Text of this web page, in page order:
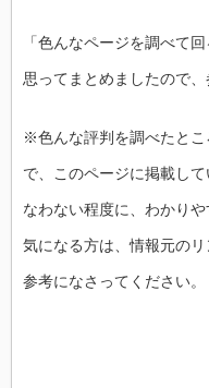
「色んなページを調べて
思ってまとめましたので
※色んな評判を調べたと
で、このページに掲載し
なわない程度に、わかり
気になる方は、情報元の
参考になさってください。